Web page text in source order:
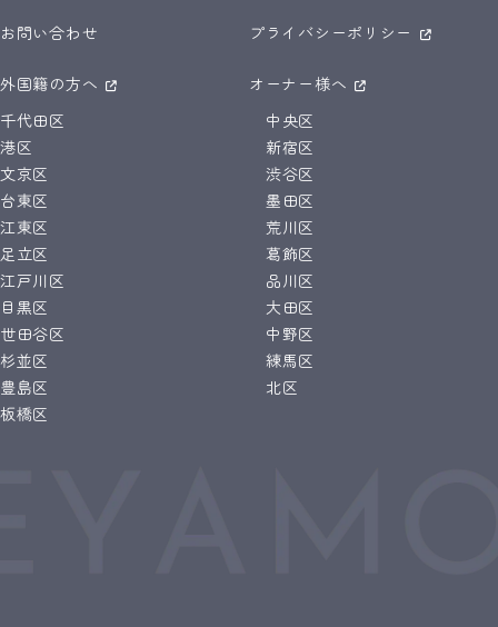
お問い合わせ プライバシーポリシー
外国籍の方へ
オーナー様へ
千代田区
中央区
港区
新宿区
文京区
渋谷区
台東区
墨田区
江東区
荒川区
足立区
葛飾区
江戸川区
品川区
目黒区
大田区
世田谷区
中野区
杉並区
練馬区
豊島区
北区
板橋区